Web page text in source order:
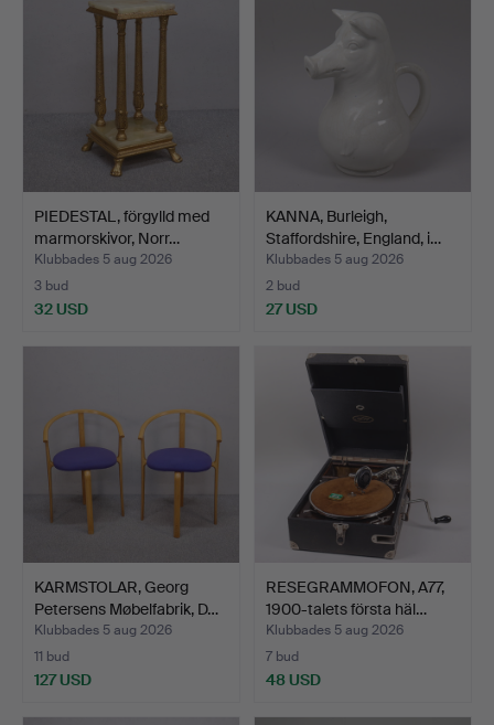
PIEDESTAL, förgylld med
marmorskivor, Norr…
Klubbades 5 aug 2026
3 bud
32 USD
KANNA, Burleigh,
Staffordshire, England, i…
Klubbades 5 aug 2026
2 bud
27 USD
KARMSTOLAR, Georg
Petersens Møbelfabrik, D…
Klubbades 5 aug 2026
11 bud
127 USD
RESEGRAMMOFON, A77,
1900-talets första häl…
Klubbades 5 aug 2026
7 bud
48 USD